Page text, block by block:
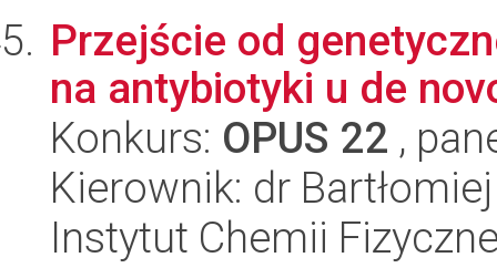
Przejście od
na antybiotyki u de
Konkurs: OPUS 22 ,
Kierownik: dr
Instytut Chemii